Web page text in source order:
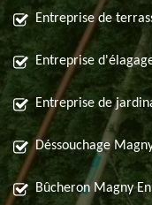
Entreprise de
Entreprise
Entreprise de
Déssouchage
Bûcheron Magny